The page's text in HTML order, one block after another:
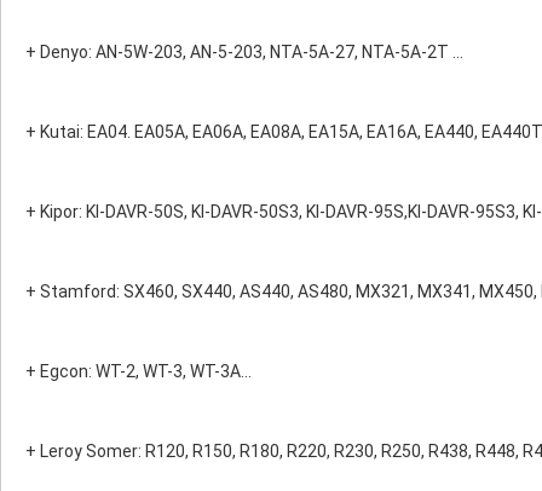
+ Denyo: AN-5W-203, AN-5-203, NTA-5A-27, NTA-5A-2T …
+ Kutai: EA04. EA05A, EA06A, EA08A, EA15A, EA16A, EA440,
+ Kipor: KI-DAVR-50S, KI-DAVR-50S3, KI-DAVR-95S,KI-DAVR-95S3,
+ Stamford: SX460, SX440, AS440, AS480, MX321, MX341, MX450,
+ Egcon: WT-2, WT-3, WT-3A...
+ Leroy Somer: R120, R150, R180, R220, R230, R250, R438, R448,